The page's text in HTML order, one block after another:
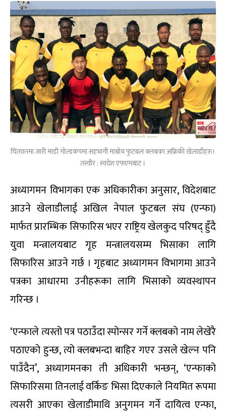
चितवनमा जारी माडी गोल्डकपमा सहभागी माबोय फुटबल क्लबका अफ्रिकी खेलाडीहरु।
तस्वीर : स्वदेश एफएमबाट ।
अध्यागमन विभागका एक अधिकारीका अनुसार, विदेशबाट
आउने खेलाडीलाई अखिल नेपाल फुटबल संघ (एन्फा)
मार्फत प्रारम्भिक सिफारिस भएर राष्ट्रिय खेलकुद परिषद् हुँदै
युवा मन्त्रालयबाट गृह मन्त्रालयसम्म भिसाका लागि
सिफारिस आउने गर्छ । गृहबाट अध्यागमन विभागमा आउने
पत्रका आधारमा उनीहरूका लागि भिसाको व्यवस्थापन
गरिन्छ ।
‘एन्फाले त्यस्तो पत्र पठाउँदा स्पोन्सर गर्ने क्लबको नाम लेखेरै
पठाएको हुन्छ, त्यो क्लबभन्दा बाहिर गएर उसले खेल्न पनि
पाउँदैन’, अध्यागमनका ती अधिकारी भन्छन्, ‘एन्फाको
सिफारिसमा तिनलाई वर्किङ भिसा दिएकाले नियमित रूपमा
त्यसरी आएका खेलाडीमाथि अनुगमन गर्ने दायित्व एन्फा,